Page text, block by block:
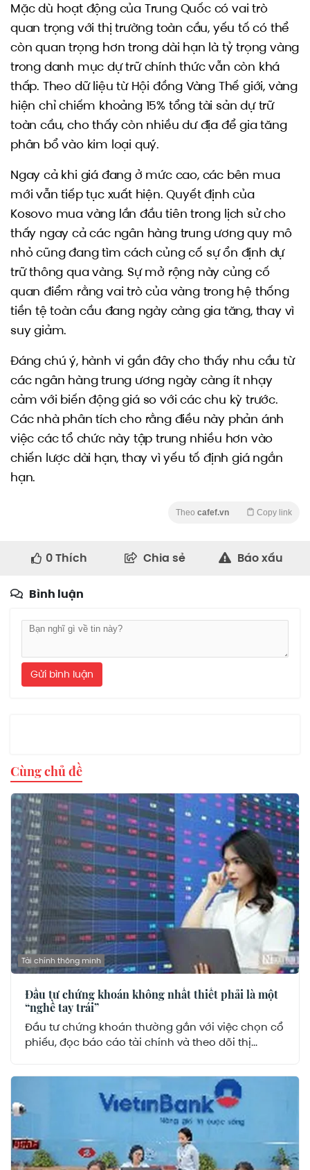
Mặc dù hoạt động của Trung Quốc có vai trò
quan trọng với thị trường toàn cầu, yếu tố có thể
còn quan trọng hơn trong dài hạn là tỷ trọng vàng
trong danh mục dự trữ chính thức vẫn còn khá
thấp. Theo dữ liệu từ Hội đồng Vàng Thế giới, vàng
hiện chỉ chiếm khoảng 15% tổng tài sản dự trữ
toàn cầu, cho thấy còn nhiều dư địa để gia tăng
phân bổ vào kim loại quý.
Ngay cả khi giá đang ở mức cao, các bên mua
mới vẫn tiếp tục xuất hiện. Quyết định của
Kosovo mua vàng lần đầu tiên trong lịch sử cho
thấy ngay cả các ngân hàng trung ương quy mô
nhỏ cũng đang tìm cách củng cố sự ổn định dự
trữ thông qua vàng. Sự mở rộng này củng cố
quan điểm rằng vai trò của vàng trong hệ thống
tiền tệ toàn cầu đang ngày càng gia tăng, thay vì
suy giảm.
Đáng chú ý, hành vi gần đây cho thấy nhu cầu từ
các ngân hàng trung ương ngày càng ít nhạy
cảm với biến động giá so với các chu kỳ trước.
Các nhà phân tích cho rằng điều này phản ánh
việc các tổ chức này tập trung nhiều hơn vào
chiến lược dài hạn, thay vì yếu tố định giá ngắn
hạn.
Theo cafef.vn Copy link
0Thích Chia sẻ Báo xấu
Bình luận
Gửi bình luận
Cùng chủ đề
Tài chính thông minh
Đầu tư chứng khoán không nhất thiết phải là một
“nghề tay trái”
Đầu tư chứng khoán thường gắn với việc chọn cổ
phiếu, đọc báo cáo tài chính và theo dõi thị...